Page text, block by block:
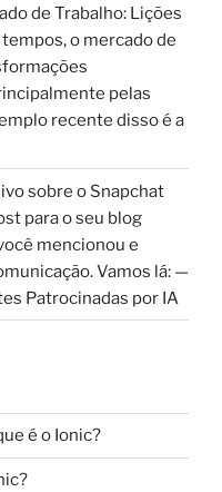
de Trabalho: Lições
o mercado de
pelas
recente disso é a
sobre o Snapchat
para o seu blog
mencionou e
Vamos lá: —
Patrocinadas por IA
é o Ionic?